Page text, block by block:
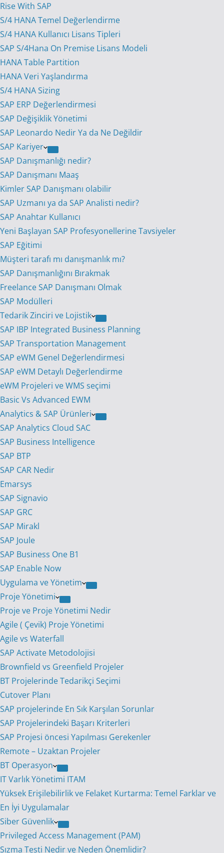
Rise With SAP
S/4 HANA Temel Değerlendirme
S/4 HANA Kullanıcı Lisans Tipleri
SAP S/4Hana On Premise Lisans Modeli
HANA Table Partition
HANA Veri Yaşlandırma
S/4 HANA Sizing
SAP ERP Değerlendirmesi
SAP Değişiklik Yönetimi
SAP Leonardo Nedir Ya da Ne Değildir
SAP Kariyer
SAP Danışmanlığı nedir?
SAP Danışmanı Maaş
Kimler SAP Danışmanı olabilir
SAP Uzmanı ya da SAP Analisti nedir?
SAP Anahtar Kullanıcı
Yeni Başlayan SAP Profesyonellerine Tavsiyeler
SAP Eğitimi
Müşteri tarafı mı danışmanlık mı?
SAP Danışmanlığını Bırakmak
Freelance SAP Danışmanı Olmak
SAP Modülleri
Tedarik Zinciri ve Lojistik
SAP IBP Integrated Business Planning
SAP Transportation Management
SAP eWM Genel Değerlendirmesi
SAP eWM Detaylı Değerlendirme
eWM Projeleri ve WMS seçimi
Basic Vs Advanced EWM
Analytics & SAP Ürünleri
SAP Analytics Cloud SAC
SAP Business Intelligence
SAP BTP
SAP CAR Nedir
Emarsys
SAP Signavio
SAP GRC
SAP Mirakl
SAP Joule
SAP Business One B1
SAP Enable Now
Uygulama ve Yönetim
Proje Yönetimi
Proje ve Proje Yönetimi Nedir
Agile ( Çevik) Proje Yönetimi
Agile vs Waterfall
SAP Activate Metodolojisi
Brownfield vs Greenfield Projeler
BT Projelerinde Tedarikçi Seçimi
Cutover Planı
SAP projelerinde En Sık Karşılan Sorunlar
SAP Projelerindeki Başarı Kriterleri
SAP Projesi öncesi Yapılması Gerekenler
Remote – Uzaktan Projeler
BT Operasyon
IT Varlık Yönetimi ITAM
Yüksek Erişilebilirlik ve Felaket Kurtarma: Temel Farklar ve
En İyi Uygulamalar
Siber Güvenlik
Privileged Access Management (PAM)
Sızma Testi Nedir ve Neden Önemlidir?